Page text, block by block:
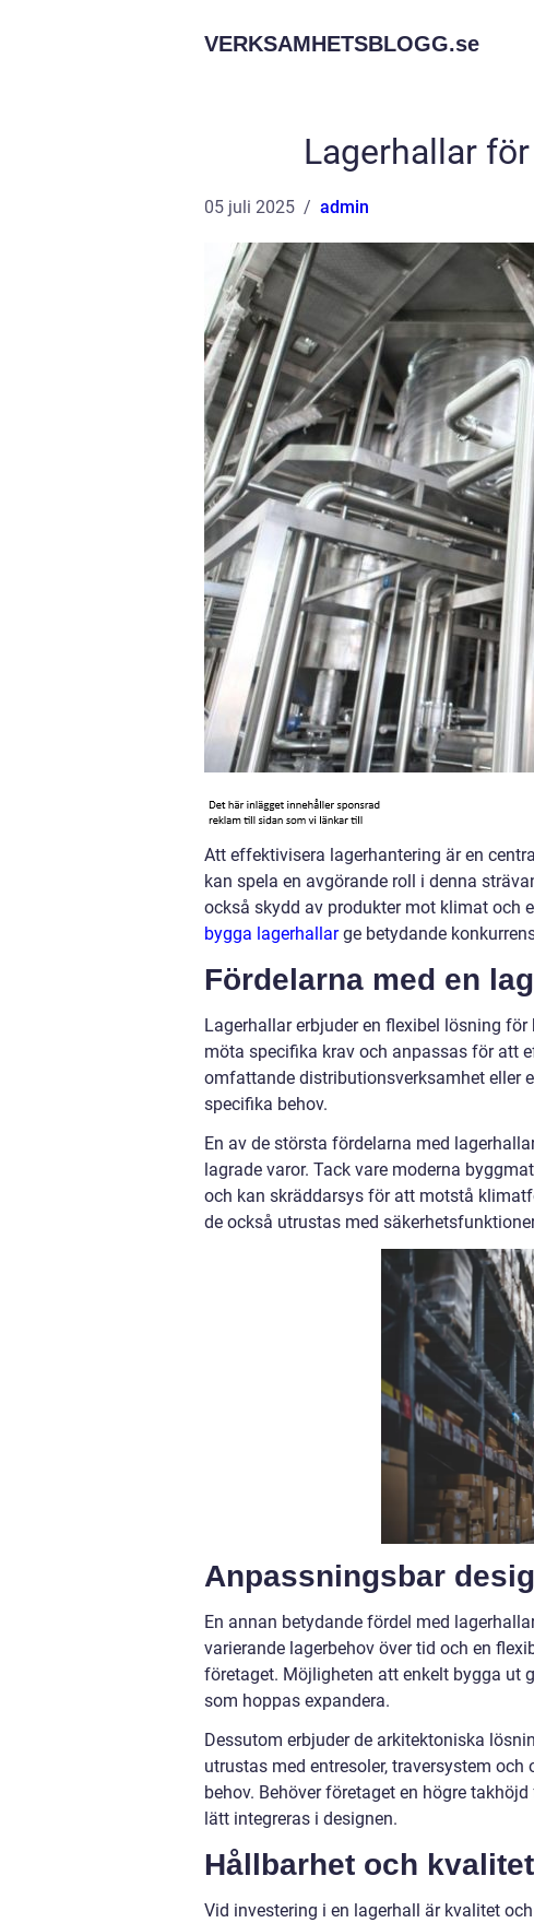
VERKSAMHETSBLOGG.se
Lagerhallar
05 juli 2025 admin
Att effektivisera lagerhantering är en
kan spela en avgörande roll i denna
också skydd av produkter mot klimat och
bygga lagerhallarge betydande
Fördelarna med en
Lagerhallar erbjuder en flexibel lösning
möta specifika krav och anpassas för att
omfattande distributionsverksamhet eller
specifika behov.
En av de största fördelarna med
lagrade varor. Tack vare moderna
och kan skräddarsys för att motstå
de också utrustas med
Anpassningsbar
En annan betydande fördel med
varierande lagerbehov över tid och en
företaget. Möjligheten att enkelt bygga ut
som hoppas expandera.
Dessutom erbjuder de arkitektoniska
utrustas med entresoler, traversystem
behov. Behöver företaget en högre
lätt integreras i designen.
Hållbarhet och
Vid investering i en lagerhall är kvalitet